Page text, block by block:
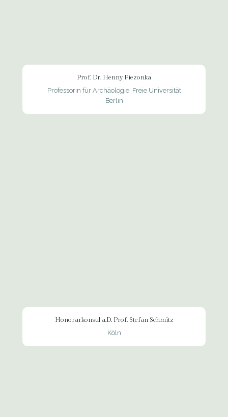
Prof. Dr. Henny Piezonka
Professorin für Archäologie, Freie Universität
Berlin
Honorarkonsul a.D. Prof. Stefan Schmitz
Köln